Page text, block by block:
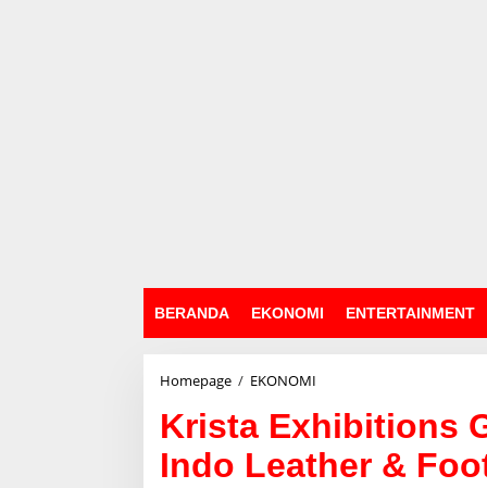
BERANDA EKONOMI ENTERTAINMENT
Homepage / EKONOMI
i
s
t
a
Krista Exhibitions
Indo Leather &